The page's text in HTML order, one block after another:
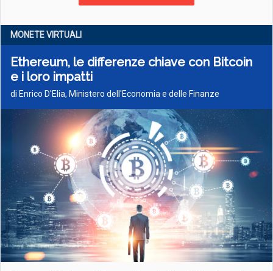
MONETE VIRTUALI
Ethereum, le differenze chiave con Bitcoin
e i loro impatti
di Enrico D'Elia, Ministero dell'Economia e delle Finanze